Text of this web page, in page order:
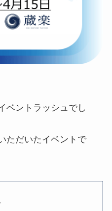
ベントラッシュでし
ただいたイベントで